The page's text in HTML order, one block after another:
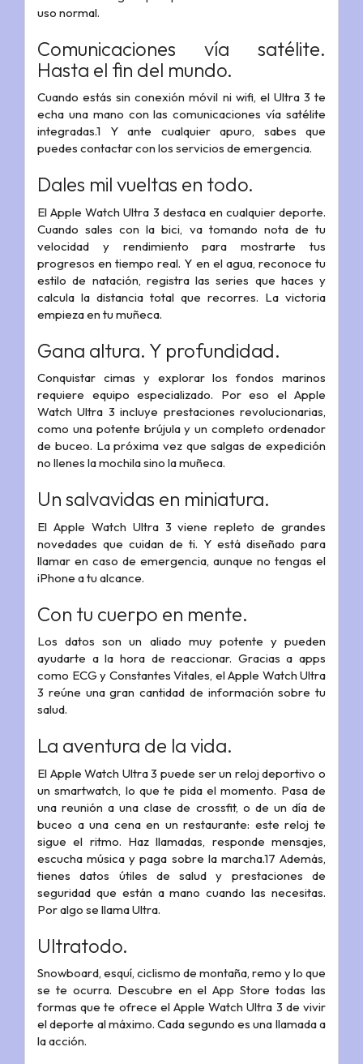
uso normal.
Comunicaciones vía satélite.
Hasta el fin del mundo.
Cuando estás sin conexión móvil ni wifi, el Ultra 3 te
echa una mano con las comunicaciones vía satélite
integradas.1 Y ante cualquier apuro, sabes que
puedes contactar con los servicios de emergencia.
Dales mil vueltas en todo.
El Apple Watch Ultra 3 destaca en cualquier deporte.
Cuando sales con la bici, va tomando nota de tu
velocidad y rendi­miento para mostrarte tus
progresos en tiempo real. Y en el agua, reconoce tu
estilo de natación, registra las series que haces y
calcula la distancia total que recorres. La victoria
empieza en tu muñeca.
Gana altura. Y profundidad.
Conquistar cimas y explorar los fondos marinos
requiere equipo especializado. Por eso el Apple
Watch Ultra 3 incluye prestaciones revolucionarias,
como una potente brújula y un completo ordenador
de buceo. La próxima vez que salgas de expedición
no llenes la mochila sino la muñeca.
Un salvavidas en miniatura.
El Apple Watch Ultra 3 viene repleto de grandes
novedades que cuidan de ti. Y está diseñado para
llamar en caso de emergencia, aunque no tengas el
iPhone a tu alcance.
Con tu cuerpo en mente.
Los datos son un aliado muy potente y pueden
ayudarte a la hora de reaccionar. Gracias a apps
como ECG y Constantes Vitales, el Apple Watch Ultra
3 reúne una gran cantidad de información sobre tu
salud.
La aventura de la vida.
El Apple Watch Ultra 3 puede ser un reloj deportivo o
un smartwatch, lo que te pida el momento. Pasa de
una reunión a una clase de crossfit, o de un día de
buceo a una cena en un restaurante: este reloj te
sigue el ritmo. Haz llamadas, responde mensajes,
escucha música y paga sobre la marcha.17 Además,
tienes datos útiles de salud y prestaciones de
seguridad que están a mano cuando las necesitas.
Por algo se llama Ultra.
Ultratodo.
Snowboard, esquí, ciclismo de montaña, remo y lo que
se te ocurra. Descubre en el App Store todas las
formas que te ofrece el Apple Watch Ultra 3 de vivir
el deporte al máximo. Cada segundo es una llamada a
la acción.